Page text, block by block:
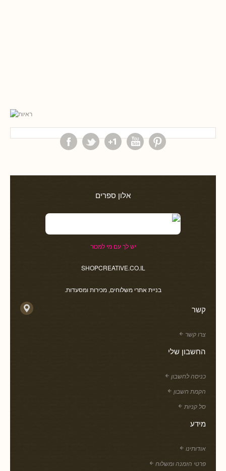
אלון ספרים
יש לך עם מי למכור
SHOPCREATIVE.CO.IL
בניית אתרי משלוחים, מכירות ומסעדות.
קשר
צרו קשר
החשבון שלי
כניסה לחשבון
הקמת חשבון
סל קניות
מידע
אודותינו
פרטי הזמנה ומשלוח